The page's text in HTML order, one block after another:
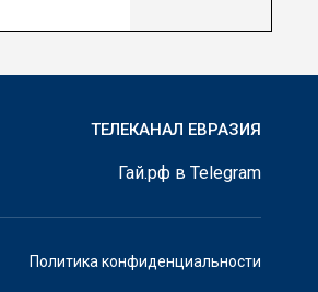
ТЕЛЕКАНАЛ ЕВРАЗИЯ
Гай.рф в Telegram
Политика конфиденциальности